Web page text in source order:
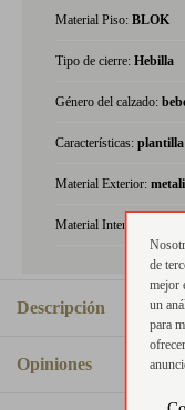
Material Piso: BLOK
Tipo de cierre: Hebilla
Género del calzado:
Características: plantilla
Material Exterior:
Material Interior:
Descripción
Opiniones
de
mejor
un
para